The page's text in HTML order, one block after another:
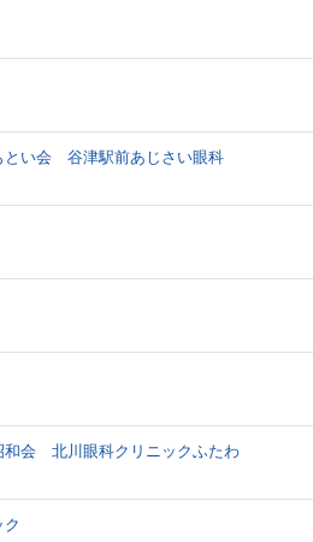
い会 谷津駅前あじさい眼科
会 北川眼科クリニックふたわ